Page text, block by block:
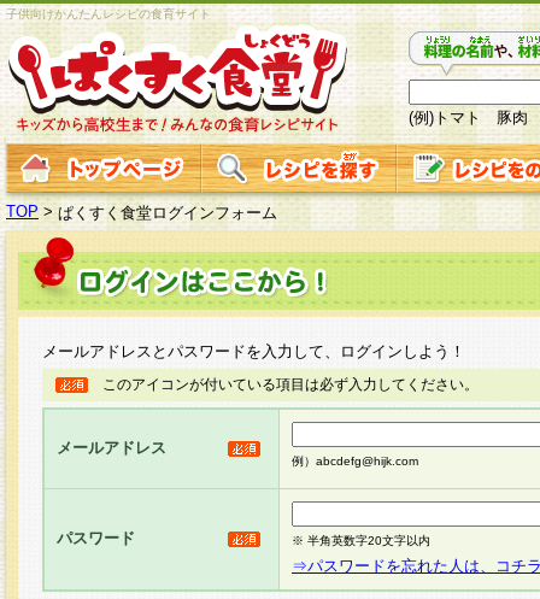
子供向けかんたんレシピの食育サイト
(例)トマト 豚肉
TOP > ぱくすく食堂ログインフォーム
メールアドレスとパスワードを入力して、ログインしよう！
このアイコンが付いている項目は必ず入力してください。
メールアドレス
例）abcdefg@hijk.com
パスワード ※ 半角英数字20文字以内
⇒パスワードを忘れた人は、コチ